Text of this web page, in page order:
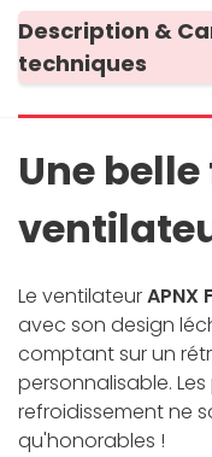
Description &
techniques
Une
Le ventilateurAPNX
avec son design
comptant sur un
personnalisable.
refroidissement ne
qu'honorables !